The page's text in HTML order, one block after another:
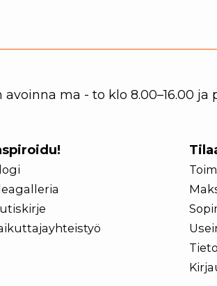
ma - to klo 8.00–16.00 ja